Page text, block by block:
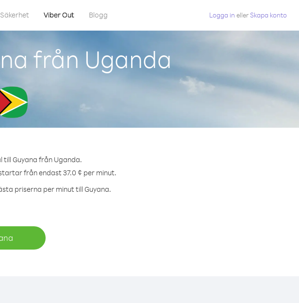
Säkerhet Viber Out Blogg Logga in eller Skapa konto
från Uganda
till Guyana från Uganda.
från endast 37.0 ¢ per minut.
priserna per minut till Guyana.